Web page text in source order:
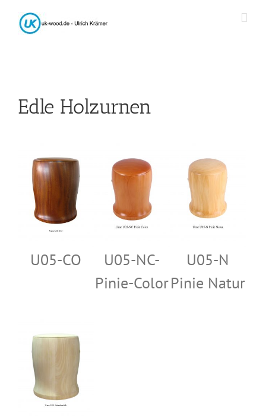
content
Edle Holzurnen
U05-CO
U05-NC-
Pinie-Color
U05-N
Pinie Natur